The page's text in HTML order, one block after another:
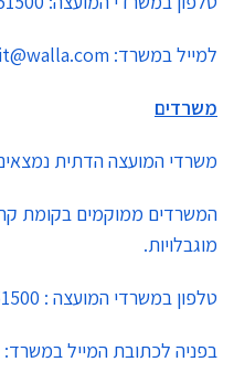
למייל במשרד: parsekravit@walla.com
משרדים
משרדי המועצה הדתית נמצאים ברחוב
המשרדים ממוקמים בקומת
מוגבלויות.
טלפון במשרדי המועצה : 03-9051500 .
בפניה לכתובת המייל במשרד: parsekravit@walla.com